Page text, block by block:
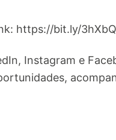
https://bit.ly/
Instagram e